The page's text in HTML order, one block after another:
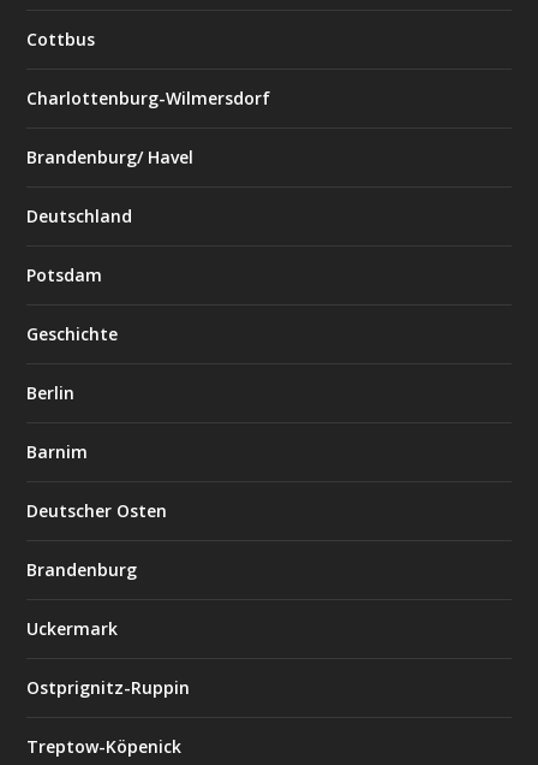
Cottbus
Charlottenburg-Wilmersdorf
Brandenburg/ Havel
Deutschland
Potsdam
Geschichte
Berlin
Barnim
Deutscher Osten
Brandenburg
Uckermark
Ostprignitz-Ruppin
Treptow-Köpenick